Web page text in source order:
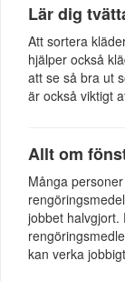
Lär dig
Att sortera
hjälper också
att se så bra ut
är också viktigt
Allt om
Många
jobbet halvgjort.
kan verka